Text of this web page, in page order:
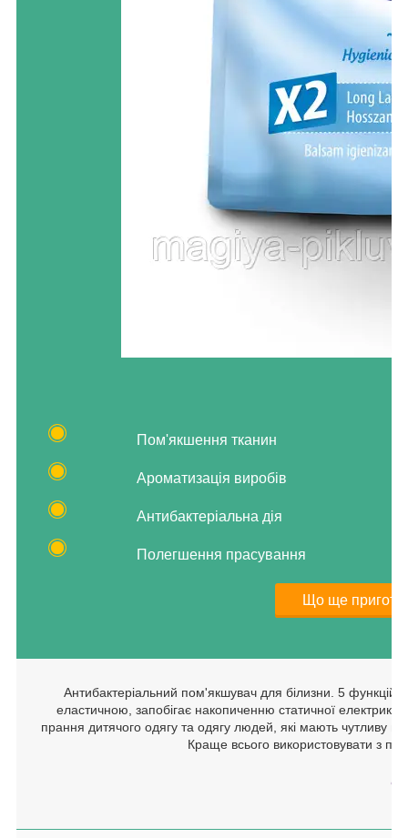
Пом'якшення тканин
Ароматизація виробів
Антибактеріальна дія
Полегшення прасування
Що ще
Антибактеріальний пом'якшувач для білизни. 5 функцій
еластичною, запобігає накопиченню статичної
прання дитячого одягу та одягу людей, які мають чутливу
Краще всього використовувати з